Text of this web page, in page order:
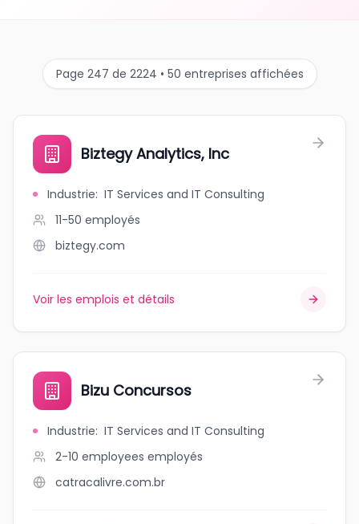
Page 247 de 2224 • 50 entreprises affichées
Biztegy Analytics, Inc
Industrie: IT Services and IT Consulting
11-50 employés
biztegy.com
Voir les emplois et détails
Bizu Concursos
Industrie: IT Services and IT Consulting
2-10 employees employés
catracalivre.com.br